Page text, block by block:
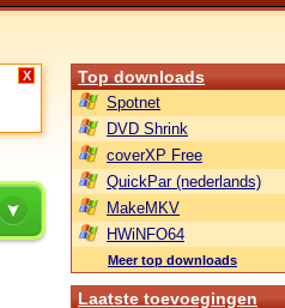
X Top downloads
Spotnet
DVD Shrink
coverXP Free
QuickPar (nederlands)
MakeMKV
HWiNFO64
Meer top downloads
Laatste toevoegingen